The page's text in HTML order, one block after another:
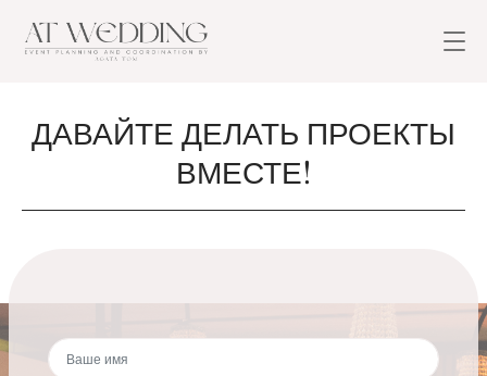
ДАВАЙТЕ ДЕЛАТЬ ПРОЕКТЫ
ВМЕСТЕ!